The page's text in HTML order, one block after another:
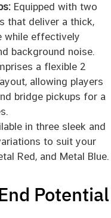
Equipped with two
that deliver a thick,
while effectively
background noise.
a flexible 2
allowing players
bridge pickups for a
in three sleek and
to suit your
Red, and Metal Blue.
Potential